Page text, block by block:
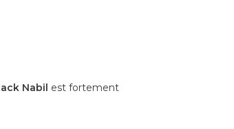
Nabil est fortement